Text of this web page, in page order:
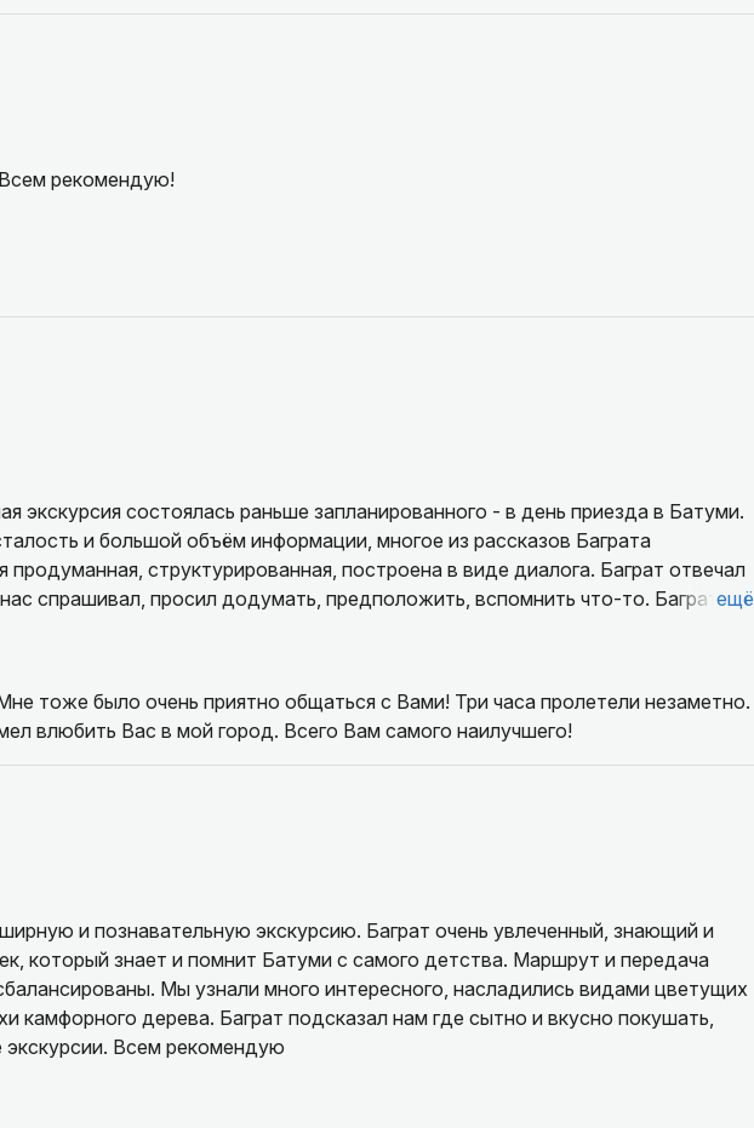
рекомендую!
состоялась раньше запланированного - в день приезда в Батуми.
и большой объём информации, многое из рассказов Баграта
продуманная, структурированная, построена в виде диалога. Баграт отвечал
спрашивал, просил додумать, предположить, вспомнить что-то. Баграта
Батуми, его ландшафте, об интересных и неизбитых местах, которые
посетить. Было и интересно и познавательно. Однозначно
ещё
тоже было очень приятно общаться с Вами! Три часа пролетели незаметно.
влюбить Вас в мой город. Всего Вам самого наилучшего!
и познавательную экскурсию. Баграт очень увлеченный, знающий и
который знает и помнит Батуми с самого детства. Маршрут и передача
Мы узнали много интересного, насладились видами цветущих
камфорного дерева. Баграт подсказал нам где сытно и вкусно покушать,
Всем рекомендую